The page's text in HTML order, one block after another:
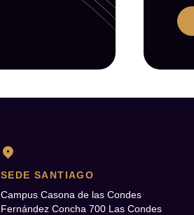
SEDE SANTIAGO
Campus Casona de las Condes
Fernández Concha 700 Las Condes